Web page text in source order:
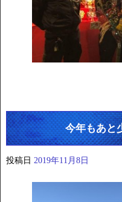
今年もあと
投稿日 2019年11月8日